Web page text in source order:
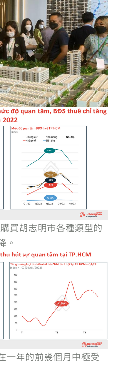
買胡志明市各種類型的
。
一年的前幾個月中極受